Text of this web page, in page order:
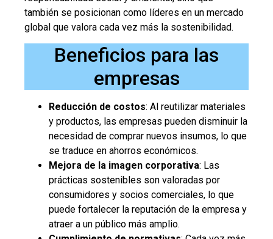
también se posicionan como líderes en un mercado
global que valora cada vez más la sostenibilidad.
Beneficios para las
empresas
Reducción de costos: Al reutilizar materiales
y productos, las empresas pueden disminuir la
necesidad de comprar nuevos insumos, lo que
se traduce en ahorros económicos.
Mejora de la imagen corporativa: Las
prácticas sostenibles son valoradas por
consumidores y socios comerciales, lo que
puede fortalecer la reputación de la empresa y
atraer a un público más amplio.